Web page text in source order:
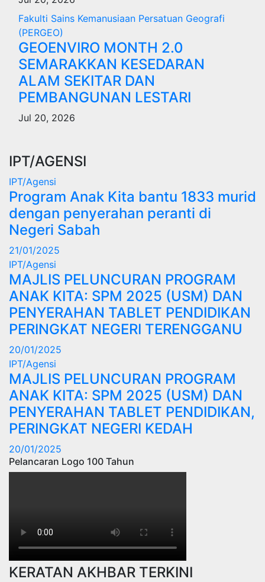
Fakulti Sains Kemanusiaan Persatuan Geografi
(PERGEO)
GEOENVIRO MONTH 2.0
SEMARAKKAN KESEDARAN
ALAM SEKITAR DAN
PEMBANGUNAN LESTARI
Jul 20, 2026
IPT/AGENSI
IPT/Agensi
Program Anak Kita bantu 1833 murid
dengan penyerahan peranti di
Negeri Sabah
21/01/2025
IPT/Agensi
MAJLIS PELUNCURAN PROGRAM
ANAK KITA: SPM 2025 (USM) DAN
PENYERAHAN TABLET PENDIDIKAN
PERINGKAT NEGERI TERENGGANU
20/01/2025
IPT/Agensi
MAJLIS PELUNCURAN PROGRAM
ANAK KITA: SPM 2025 (USM) DAN
PENYERAHAN TABLET PENDIDIKAN,
PERINGKAT NEGERI KEDAH
20/01/2025
Pelancaran Logo 100 Tahun
KERATAN AKHBAR TERKINI